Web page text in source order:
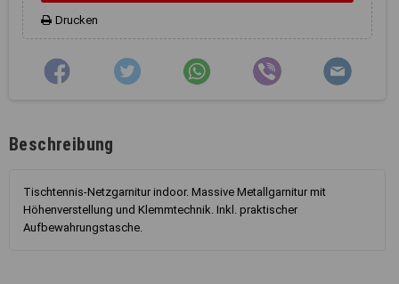
Drucken
Beschreibung
Tischtennis-Netzgarnitur indoor. Massive Metallgarnitur mit
Höhenverstellung und Klemmtechnik. Inkl. praktischer
Aufbewahrungstasche.